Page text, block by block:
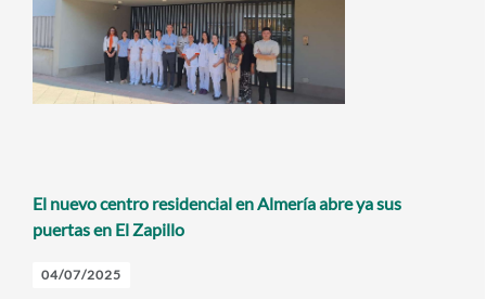
El nuevo centro residencial en Almería abre ya sus
puertas en El Zapillo
04/07/2025